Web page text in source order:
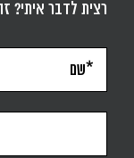
רצית לדבר איתי?